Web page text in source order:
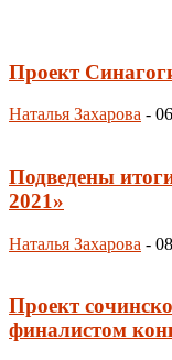
Проект
Наталья Захарова -
Подведены
2021»
Наталья Захарова -
Проект
финалистом